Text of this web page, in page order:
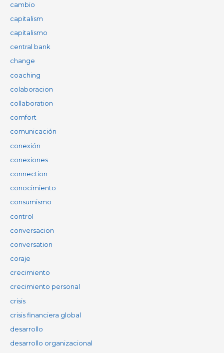
cambio
capitalism
capitalismo
central bank
change
coaching
colaboracion
collaboration
comfort
comunicación
conexión
conexiones
connection
conocimiento
consumismo
control
conversacion
conversation
coraje
crecimiento
crecimiento personal
crisis
crisis financiera global
desarrollo
desarrollo organizacional